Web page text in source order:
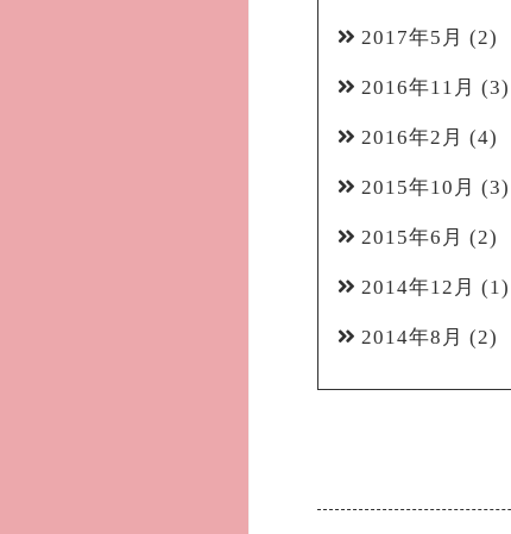
2017年5月 (2)
2016年11月 (3)
2016年2月 (4)
2015年10月 (3)
2015年6月 (2)
2014年12月 (1)
2014年8月 (2)